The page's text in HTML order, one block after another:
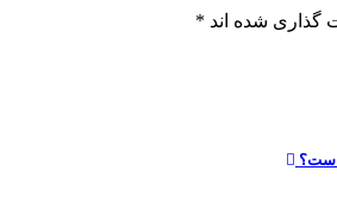
شده اند *
است؟